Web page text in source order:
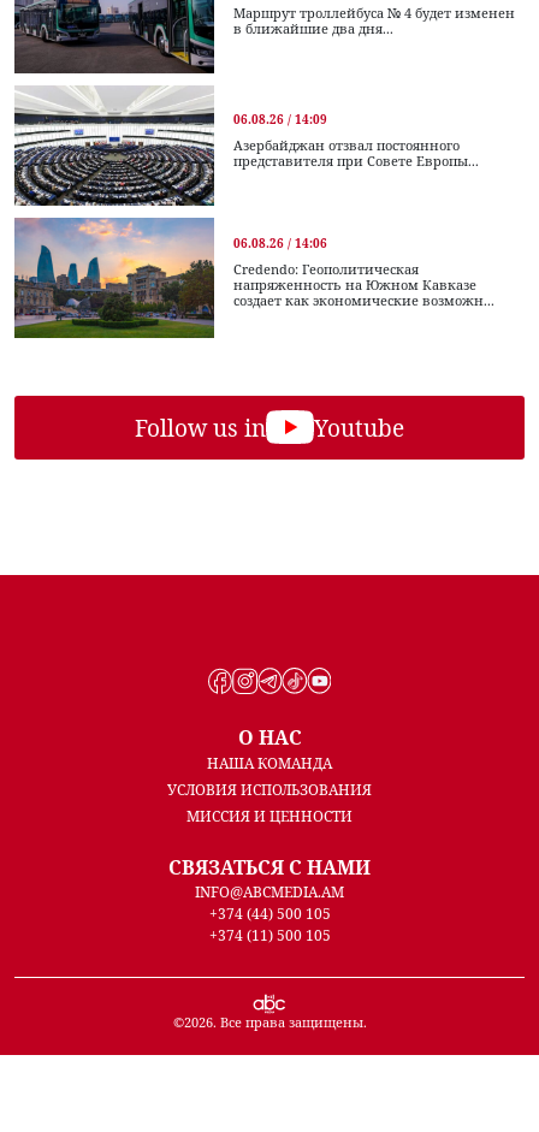
Маршрут троллейбуса № 4 будет изменен
в ближайшие два дня...
06.08.26 / 14:09
Азербайджан отзвал постоянного
представителя при Совете Европы...
06.08.26 / 14:06
Credendo: Геополитическая
напряженность на Южном Кавказе
создает как экономические возможн...
Follow us in Youtube
О НАС
НАША КОМАНДА
УСЛОВИЯ ИСПОЛЬЗОВАНИЯ
МИССИЯ И ЦЕННОСТИ
СВЯЗАТЬСЯ С НАМИ
INFO@ABCMEDIA.AM
+374 (44) 500 105
+374 (11) 500 105
©2026. Все права защищены.